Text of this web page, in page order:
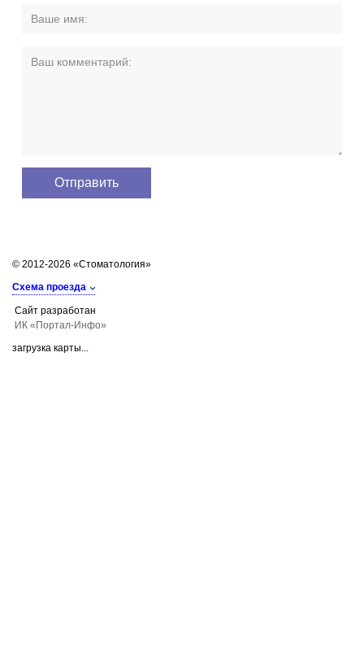
© 2012-2026 «Стоматология»
Схема проезда
Сайт разработан
ИК «Портал-Инфо»
загрузка карты...